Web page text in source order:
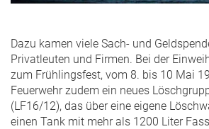
Dazu kamen viele Sach- und
Privatleuten und Firmen. Bei der
zum Frühlingsfest, vom 8. bis 10 Mai
Feuerwehr zudem ein neues
(LF16/12), das über eine eigene
einen Tank mit mehr als 1200 Liter